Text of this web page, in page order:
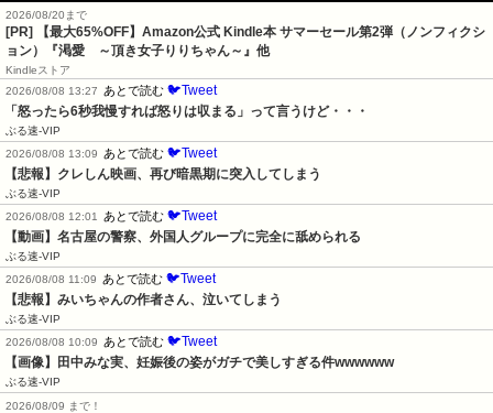
2026/08/20まで
[PR]
【最大65%OFF】Amazon公式 Kindle本 サマーセール第2弾（ノンフィクシ
ョン）『渇愛 ～頂き女子りりちゃん～』他
Kindleストア
2026/08/08 13:27
あとで読む 🐦Tweet
「怒ったら6秒我慢すれば怒りは収まる」って言うけど・・・
ぶる速-VIP
2026/08/08 13:09
あとで読む 🐦Tweet
【悲報】クレしん映画、再び暗黒期に突入してしまう
ぶる速-VIP
2026/08/08 12:01
あとで読む 🐦Tweet
【動画】名古屋の警察、外国人グループに完全に舐められる
ぶる速-VIP
2026/08/08 11:09
あとで読む 🐦Tweet
【悲報】みいちゃんの作者さん、泣いてしまう
ぶる速-VIP
2026/08/08 10:09
あとで読む 🐦Tweet
【画像】田中みな実、妊娠後の姿がガチで美しすぎる件wwwwww
ぶる速-VIP
2026/08/09 まで！